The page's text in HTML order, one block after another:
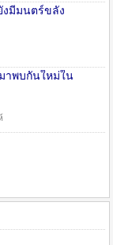
งมีมนตร์ขลัง
มาพบกันใหม่ใน